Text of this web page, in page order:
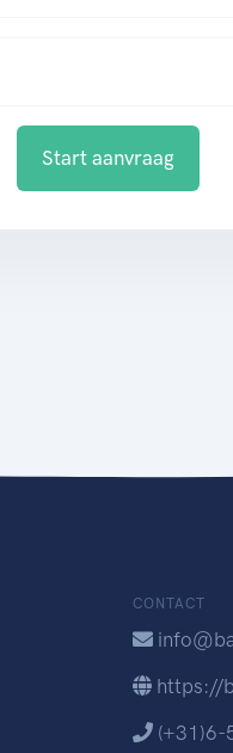
Start aanvraag
CONTACT
https://
(+31)6-